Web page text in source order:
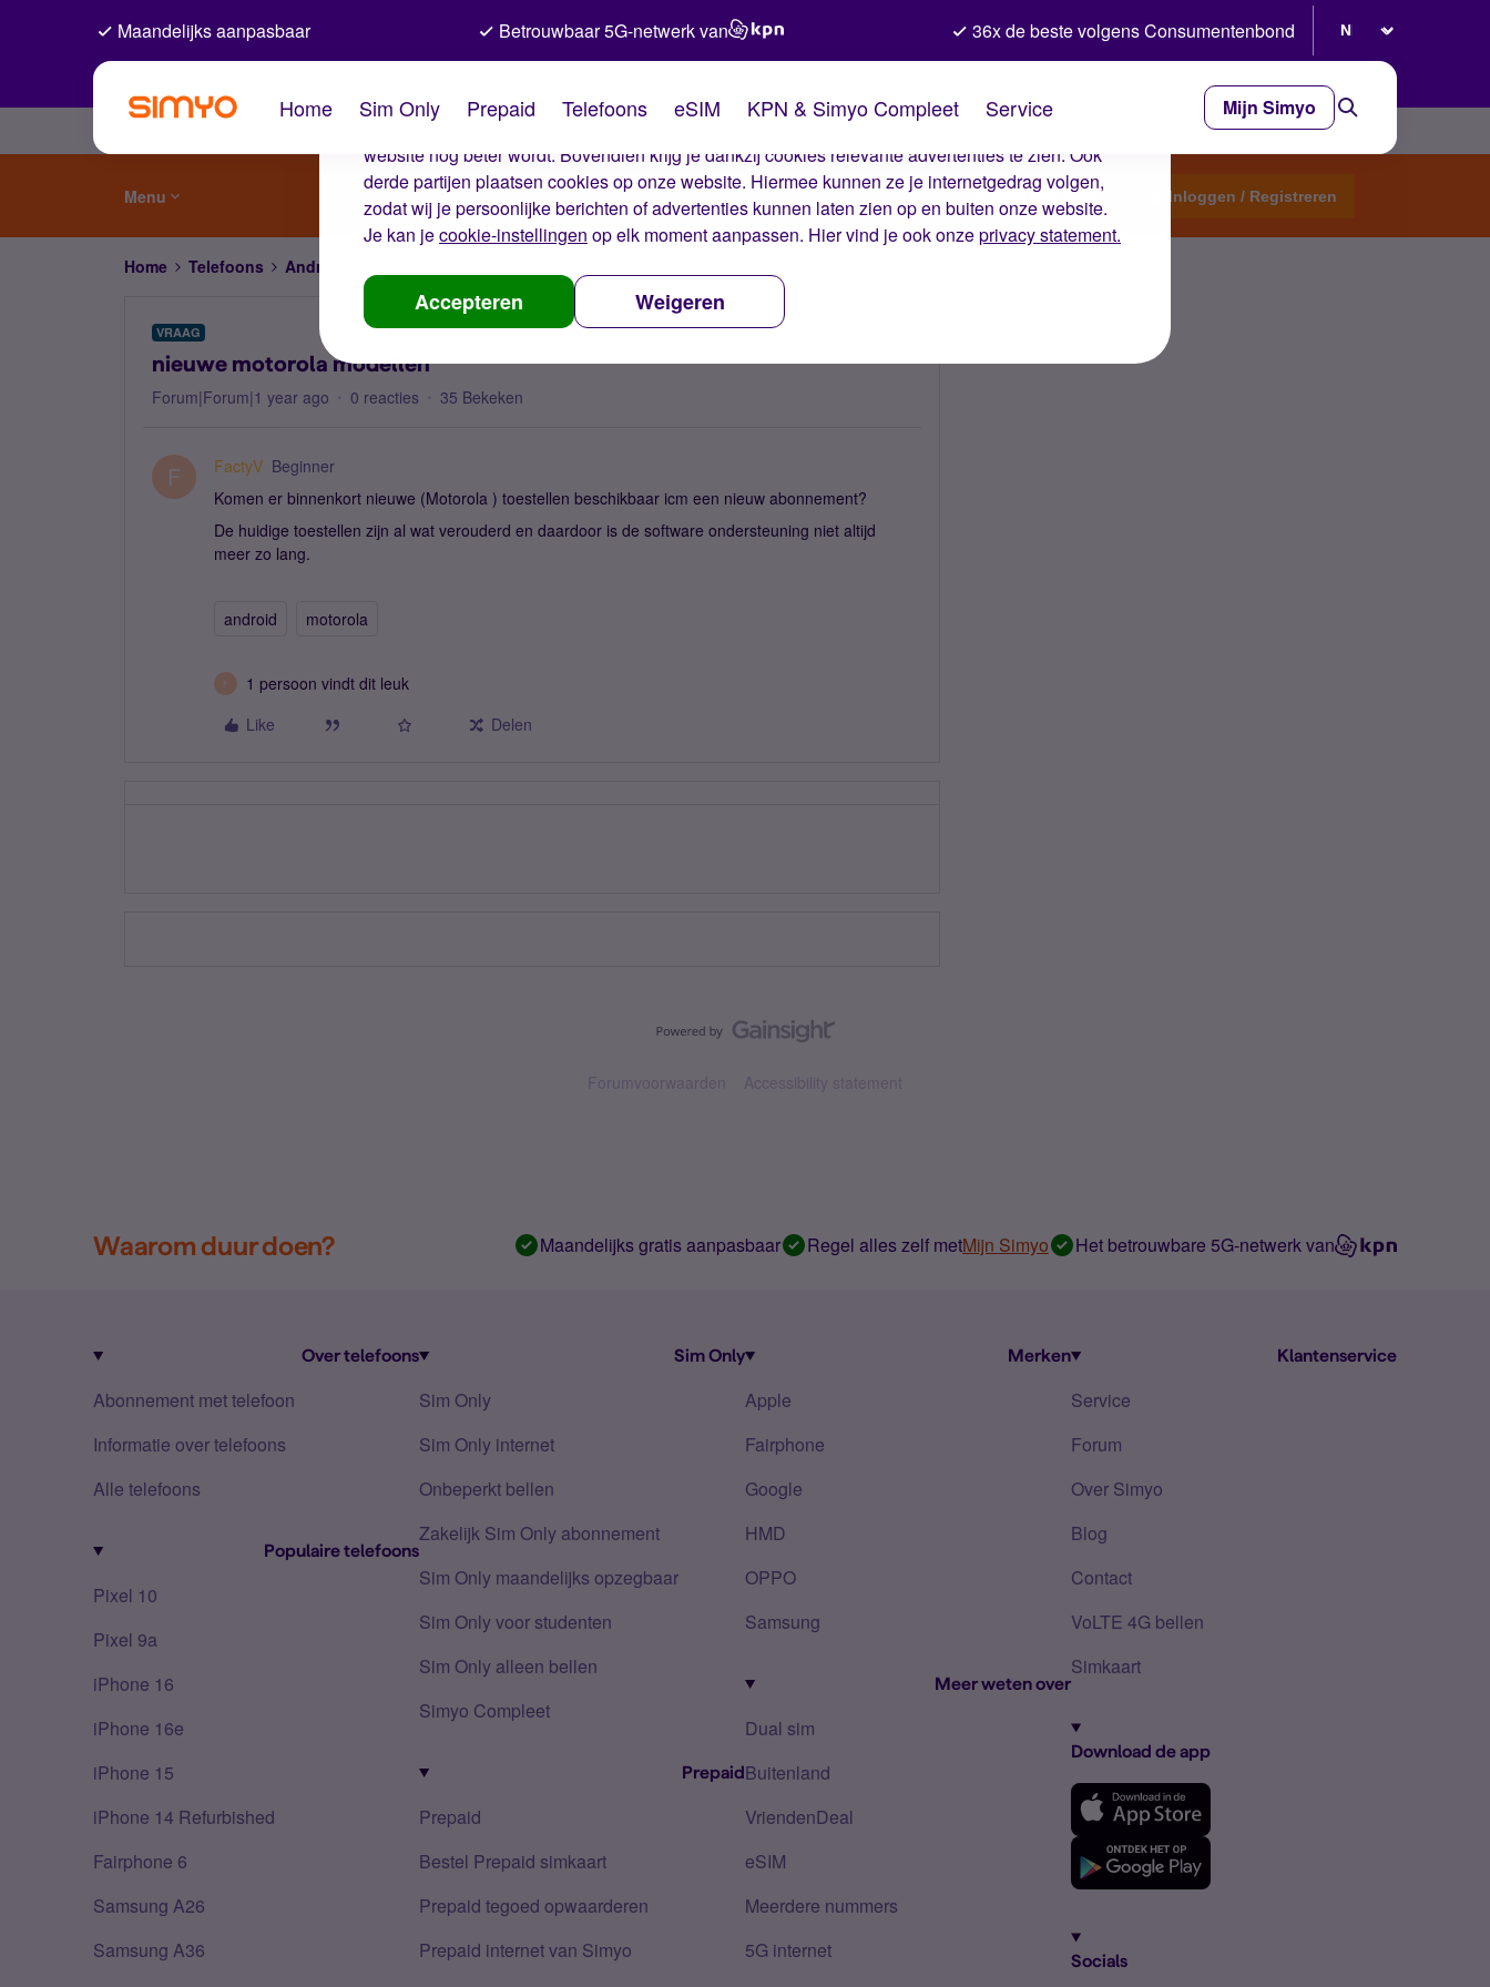
De cookies van Simyo
Wij gebruiken cookies op onze website. Met deze cookies zorgen wij ervoor dat je ervaring op de
website nog beter wordt. Bovendien krijg je dankzij cookies relevante advertenties te zien. Ook
derde partijen plaatsen cookies op onze website. Hiermee kunnen ze je internetgedrag volgen,
zodat wij je persoonlijke berichten of advertenties kunnen laten zien op en buiten onze website.
Je kan jecookie-instellingen op elk moment aanpassen. Hier vind je ook onzeprivacy statement.
Accepteren Weigeren
Maandelijks aanpasbaar Betrouwbaar 5G-netwerk van 36x de beste volgens Consumentenbond
Home Sim Only Prepaid Telefoons eSIM KPN & Simyo Compleet Service Mijn Simyo
Menu Start een topic Inloggen / Registreren
Home Telefoons Android
VRAAG
nieuwe motorola modellen
Forum|Forum|1 year ago 0 reacties 35 Bekeken
F FactyV Beginner
Komen er binnenkort nieuwe (Motorola ) toestellen beschikbaar icm een nieuw abonnement?
De huidige toestellen zijn al wat verouderd en daardoor is de software ondersteuning niet altijd
meer zo lang.
android motorola
F
1 persoon vindt dit leuk
Like
Delen
Forumvoorwaarden Accessibility statement
Waarom duur doen? Maandelijks gratis aanpasbaar Regel alles zelf metMijn Simyo Het betrouwbare 5G-netwerk van
Over telefoons
Abonnement met telefoon
Informatie over telefoons
Alle telefoons
Populaire telefoons
Pixel 10
Pixel 9a
iPhone 16
iPhone 16e
iPhone 15
iPhone 14 Refurbished
Fairphone 6
Samsung A26
Samsung A36
Sim Only
Sim Only
Sim Only internet
Onbeperkt bellen
Zakelijk Sim Only abonnement
Sim Only maandelijks opzegbaar
Sim Only voor studenten
Sim Only alleen bellen
Simyo Compleet
Prepaid
Prepaid
Bestel Prepaid simkaart
Prepaid tegoed opwaarderen
Prepaid internet van Simyo
Merken
Apple
Fairphone
Google
HMD
OPPO
Samsung
Meer weten over
Dual sim
Buitenland
VriendenDeal
eSIM
Meerdere nummers
5G internet
Klantenservice
Service
Forum
Over Simyo
Blog
Contact
VoLTE 4G bellen
Simkaart
Download de app
Socials